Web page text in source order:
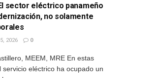
sector eléctrico panameño
no solamente
2026 0
MEEM, MRE En estas
servicio eléctrico ha ocupado un